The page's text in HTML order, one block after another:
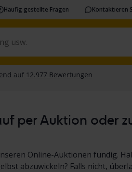
Häufig gestellte Fragen Kontaktieren
per Auktion oder
Online-Auktionen fündig.
abzuwickeln? Falls nicht,